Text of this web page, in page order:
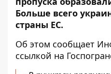
Больше всего
страны ЕС.
Об этом сообщает
ссылкой на